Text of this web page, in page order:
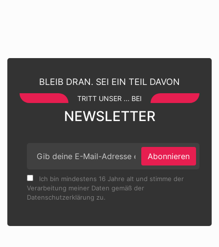
BLEIB DRAN. SEI EIN TEIL DAVON
TRITT UNSER ... BEI
NEWSLETTER
Abonnieren
Ich bin mindestens 16 Jahre alt und stimme der
Verarbeitung meiner Daten gemäß der
Datenschutzerklärung zu.